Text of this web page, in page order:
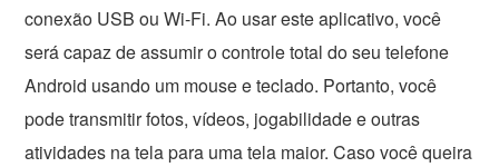
conexão USB ou Wi-Fi. Ao usar este aplicativo, você
será capaz de assumir o controle total do seu telefone
Android usando um mouse e teclado. Portanto, você
pode transmitir fotos, vídeos, jogabilidade e outras
atividades na tela para uma tela maior. Caso você queira